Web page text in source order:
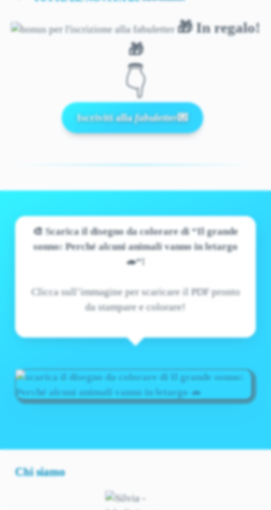
🎁 In regalo!
🎁
👇
Iscriviti allafabuletter💌
🎨 Scarica il disegno da colorare di “Il grande
sonno: Perché alcuni animali vanno in letargo
🦔“!
Clicca sull’immagine per scaricare il PDF pronto
da stampare e colorare!
Chi siamo